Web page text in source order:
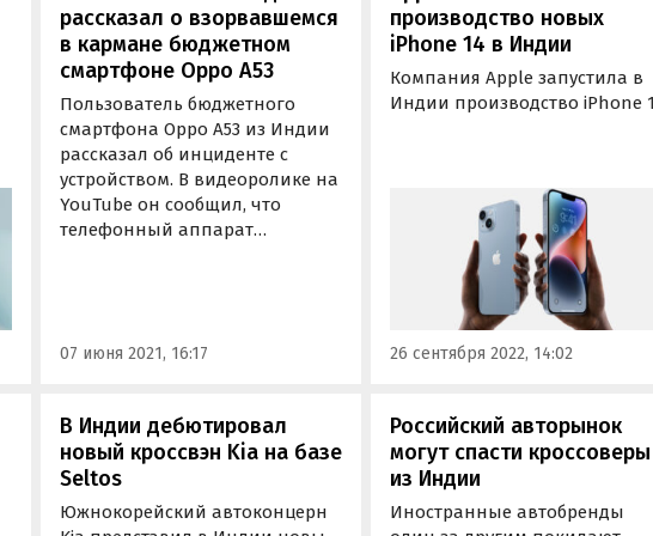
рассказал о взорвавшемся
в кармане бюджетном
смартфоне Oppo A53
Пользователь бюджетного
смартфона Oppo A53 из Индии
рассказал об инциденте с
устройством. В видеоролике на
YouTube он сообщил, что
телефонный аппарат
07 июня 2021, 16:17
производство новых
iPhone 14 в Индии
Компания Apple запустила в
Индии производство iPhone
изданию TechCrunch
Apple заявила, что рада
производство iPhone 14 в
Индии всего через…
26 сентября 2022, 14:02
В Индии дебютировал
новый кроссвэн Kia на базе
Seltos
Южнокорейский автоконцерн
Российский авторынок
могут спасти кроссоверы
из Индии
Иностранные автобренды